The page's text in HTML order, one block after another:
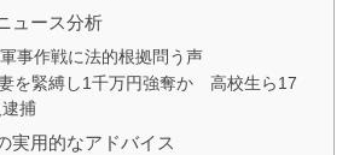
ュース分析
事作戦に法的根拠問う声
を緊縛し1千万円強奪か 高校生ら17
捕
実用的なアドバイス